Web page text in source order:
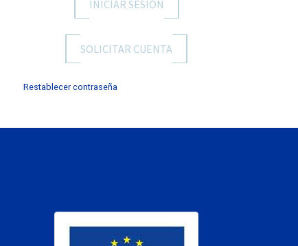
INICIAR SESIÓN
SOLICITAR CUENTA
Restablecer contraseña